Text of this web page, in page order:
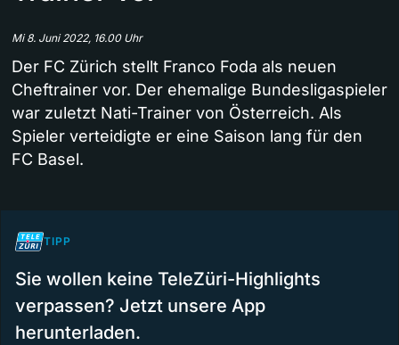
Mi 8. Juni 2022, 16.00 Uhr
Der FC Zürich stellt Franco Foda als neuen
Cheftrainer vor. Der ehemalige Bundesligaspieler
war zuletzt Nati-Trainer von Österreich. Als
Spieler verteidigte er eine Saison lang für den
FC Basel.
TIPP
Sie wollen keine TeleZüri-Highlights
verpassen? Jetzt unsere App
herunterladen.